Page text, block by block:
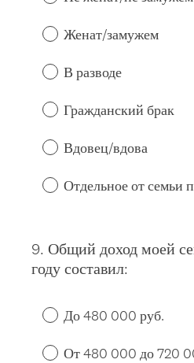
Женат/замужем
В разводе
Гражданский брак
Вдовец/вдова
Отдельное от семьи
Question
Title
9. Общий доход моей
году составил:
До 480 000 руб.
От 480 000 до 720